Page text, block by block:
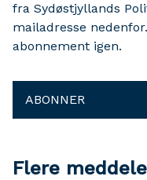
fra Sydøstjyllands
mailadresse
abonnement igen.
ABONNER
Flere